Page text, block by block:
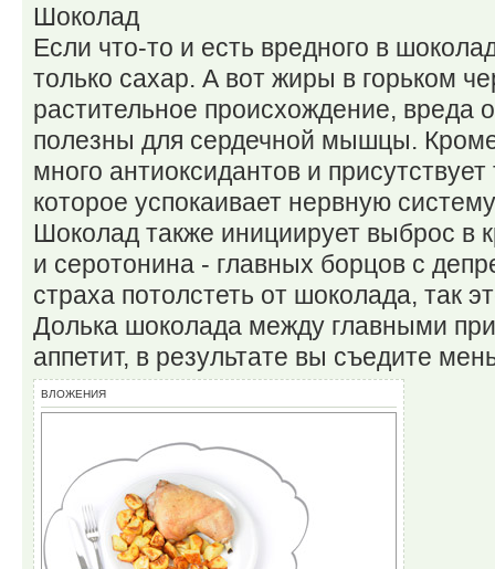
Шоколад
Если что-то и есть вредного в
только сахар. А вот жиры в горьком
растительное происхождение, вреда
полезны для сердечной мышцы.
много антиоксидантов и
которое успокаивает нервную
Шоколад также инициирует выброс в
и серотонина - главных борцов с
страха потолстеть от шоколада, так
Долька шоколада между главными
аппетит, в результате вы съедите
ВЛОЖЕНИЯ